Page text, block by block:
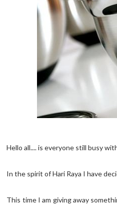
Hello all.... is everyone still busy
In the spirit of Hari Raya I have
This time I am giving away